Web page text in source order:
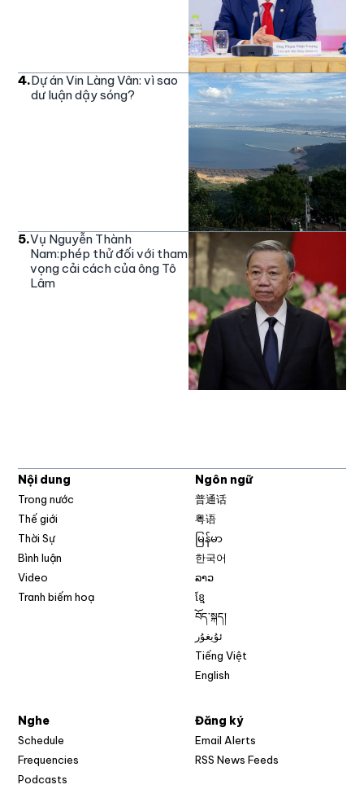
4.Dự án Vin Làng Vân: vì sao
dư luận dậy sóng?
5.Vụ Nguyễn Thành
Nam:phép thử đối với tham
vọng cải cách của ông Tô
Lâm
Nội dung
Trong nước
Thế giới
Thời Sự
Bình luận
Video
Tranh biếm hoạ
Ngôn ngữ
普通话
粤语
မြန်မာ
한국어
ລາວ
ខ្មែ
བོད་སྐད།
ئۇيغۇر
Tiếng Việt
English
Nghe
Schedule
Frequencies
Podcasts
Đăng ký
Email Alerts
RSS News Feeds